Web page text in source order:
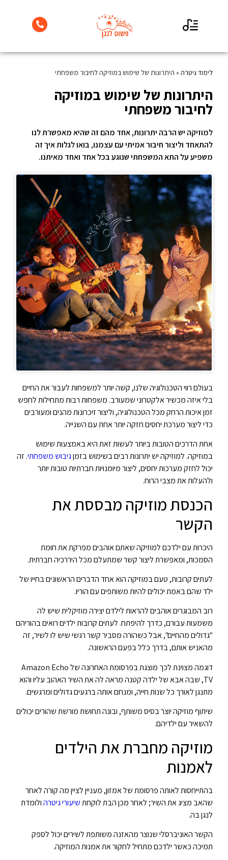
לימוד גיטרה» היתרונות של שימוש במוזיקה לחיבור משפחתי
היתרונות של שימוש במוזיקה
לחיבור משפחתי
למוזיקה יש הרבה יתרונות, אחד מהם זה שהיא מאפשרת לנו
להתאחד וליצור חיבור אמיתי עם עצמנו, בואו לגלות איך זה
משפיע על התא המשפחתי שנוגע בכל אחד ואחד מאיתנו.
בעולם רווי הטכנולוגיה שלנו, קשה יותר למשפחות לעבור את החיים
בלי איזה מכשיר אלקטרוני שמעורב. משפחות רבות מתחילות לחפש
זמן איכות הרחק מכל הטכנולוגיה, וליצור זיכרונות מהנים ומעורבים
כדי ליצור מערכת יחסים חזקה יותר אחת עם השנייה.
אחת הדרכים הטובות ביותר לעשות זאת היא באמצעות שימוש
במוזיקה. למוזיקה יש יתרונות רבים בשימוש בזמןגיבוש משפחתי. זה
יכול לחזק מערכות יחסים, ליצור מיומנויות חברתיות טובות יותר
ולהעלות את מצבי הרוח.
הכנסת מוזיקה מבססת את
הקשר
היכרות עם ילדכם למוזיקה שאתם אוהבים מפרקת את חומת
הסמכות, ומאפשרת ליצור קשר שמתעלם מכל היררכיה חברתית.
לעתים קרובות, טעם במוזיקה הוא אחד הדברים הראשונים בחייו של
ילד שהם באמת יכולים להיות משותפים עם הוריו.
רוב המבוגרים אוהבים להראות לילדם יצירה מוזיקלית שיש לה
משמעות עבורם, כדרך להיפתח. לעתים קרובות ילדים רואים בהוריהם
"גדולים מהחיים", אבל כשהורה מסביר קשר רגשי שיש לו לשיר, זה
מהאניש אותם, בדרך כלל בפעם הראשונה.
דוגמה מצוינת לכך מוצגת בפרסומת האחרונה של Amazon Echo
TV, שבה אבא של ילדה קטנה מראה לה את השיר האהוב עליו והוא
מתנגן לאורך כל שנות חייה, ומנחם אותה ברגעים גדולים ומרגשים.
שיתוף מוזיקה יוצר בסיס משותף, ובונה תחושת מורשת שהורים יכולים
להשאיר עם ילדיהם.
מוזיקה מחברת את הילדים
לאמנות
בהתייחסות לאותה פרסומת של אמזון, מעניין לציין מה קורה לאחר
שהאב מציג את השיר; לאחר מכן הבת לוקחתשיעורי גיטרהולומדת
לנגן בה.
הקשר האוניברסלי שנוצר מהאזנה משותפת לשירים יכול לספק
תמיכה כאשר ילדכם מתחיל לחקור את אמנות המוזיקה.